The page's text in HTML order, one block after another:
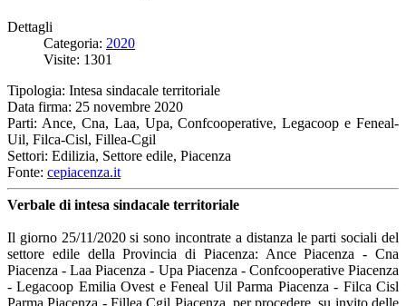
Dettagli
Categoria: 2020
Visite: 1301
Tipologia: Intesa sindacale territoriale
Data firma: 25 novembre 2020
Parti: Ance, Cna, Laa, Upa, Confcooperative, Legacoop e Feneal-
Uil, Filca-Cisl, Fillea-Cgil
Settori: Edilizia, Settore edile, Piacenza
Fonte: cepiacenza.it
Verbale di intesa sindacale territoriale
Il giorno 25/11/2020 si sono incontrate a distanza le parti sociali del
settore edile della Provincia di Piacenza: Ance Piacenza - Cna
Piacenza - Laa Piacenza - Upa Piacenza - Confcooperative Piacenza
- Legacoop Emilia Ovest e Feneal Uil Parma Piacenza - Filca Cisl
Parma Piacenza - Fillea Cgil Piacenza, per procedere, su invito delle